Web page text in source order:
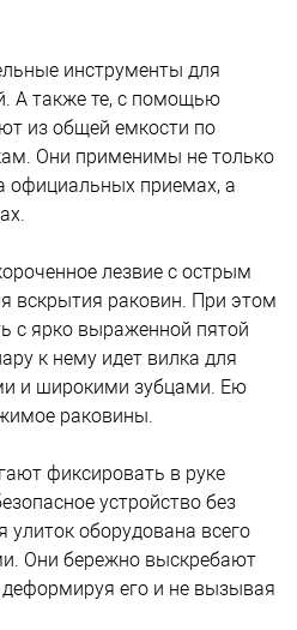
инструменты для
А также те, с помощью
из общей емкости по
Они применимы не только
официальных приемах, а
лезвие с острым
вскрытия раковин. При этом
с ярко выраженной пятой
к нему идет вилка для
и широкими зубцами. Ею
раковины.
фиксировать в руке
устройство без
улиток оборудована всего
Они бережно выскребают
его и не вызывая